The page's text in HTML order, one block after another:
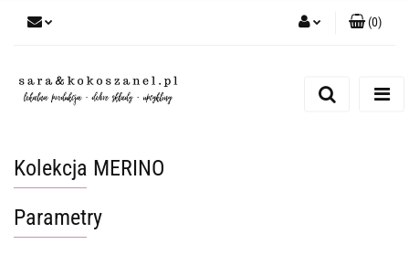
Zarejestruj się
(0)
Kolekcja MERINO
Parametry